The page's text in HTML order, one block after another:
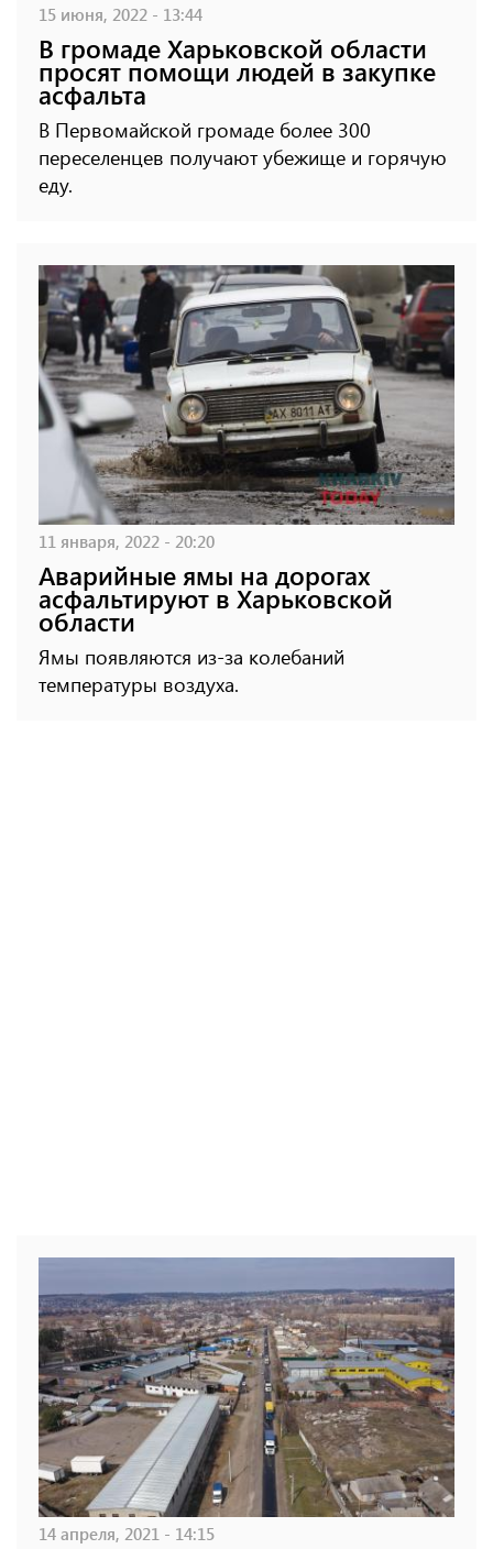
15 июня, 2022 - 13:44
В громаде Харьковской области
просят помощи людей в закупке
асфальта
В Первомайской громаде более 300
переселенцев получают убежище и горячую
еду.
11 января, 2022 - 20:20
Аварийные ямы на дорогах
асфальтируют в Харьковской
области
Ямы появляются из-за колебаний
температуры воздуха.
14 апреля, 2021 - 14:15